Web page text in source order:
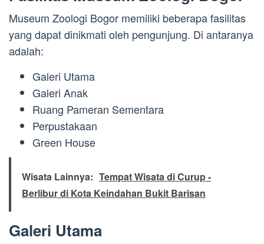
Museum Zoologi Bogor memiliki beberapa fasilitas
yang dapat dinikmati oleh pengunjung. Di antaranya
adalah:
Galeri Utama
Galeri Anak
Ruang Pameran Sementara
Perpustakaan
Green House
Wisata Lainnya: Tempat Wisata di Curup -
Berlibur di Kota Keindahan Bukit Barisan
Galeri Utama